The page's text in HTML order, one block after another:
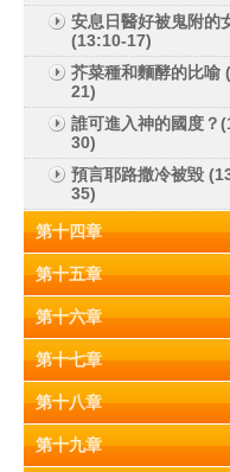
安息日醫好被鬼附的
(13:10-17)
芥菜種和麵酵的比喻
21)
誰可進入神的國度？
30)
預言耶路撒冷被毀
35)
第十四章
第十五章
第十六章
第十七章
第十八章
第十九章